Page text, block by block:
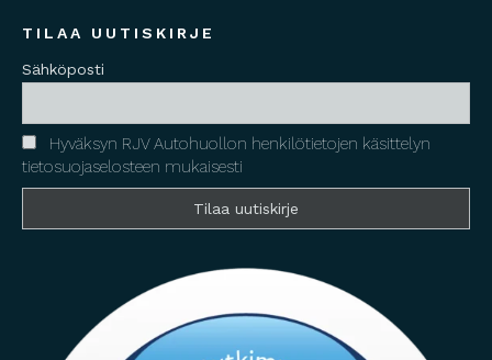
TILAA UUTISKIRJE
Sähköposti
Hyväksyn RJV Autohuollon henkilötietojen käsittelyn
tietosuojaselosteen mukaisesti